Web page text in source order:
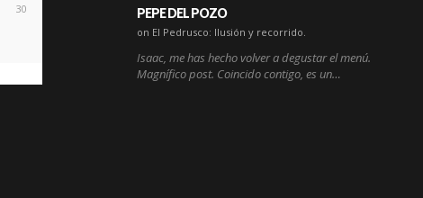
30 PEPE DEL POZO
on El Pedrusco: Ilusión y recorrido.
Isaac, me has hecho volver a degustar el menú.
Magnífico post. Coincido contigo, es un…